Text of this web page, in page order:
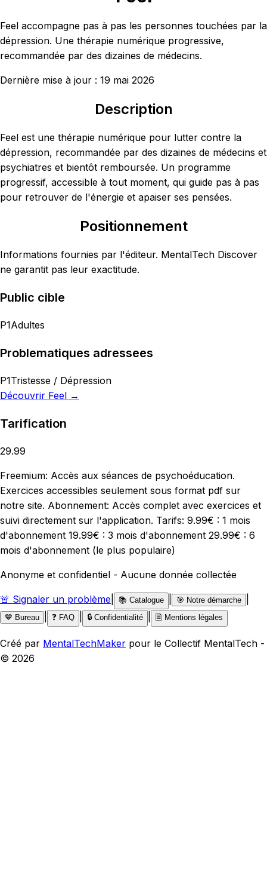
Feel accompagne pas à pas les personnes touchées par la
dépression. Une thérapie numérique progressive,
recommandée par des dizaines de médecins.
Dernière mise à jour : 19 mai 2026
Description
Feel est une thérapie numérique pour lutter contre la
dépression, recommandée par des dizaines de médecins et
psychiatres et bientôt remboursée. Un programme
progressif, accessible à tout moment, qui guide pas à pas
pour retrouver de l'énergie et apaiser ses pensées.
Positionnement
Informations fournies par l'éditeur. MentalTech Discover
ne garantit pas leur exactitude.
Public cible
P1Adultes
Problematiques adressees
P1Tristesse / Dépression
Découvrir Feel →
Tarification
29.99
Freemium: Accès aux séances de psychoéducation.
Exercices accessibles seulement sous format pdf sur
notre site. Abonnement: Accès complet avec exercices et
suivi directement sur l'application. Tarifs: 9.99€ : 1 mois
d'abonnement 19.99€ : 3 mois d'abonnement 29.99€ : 6
mois d'abonnement (le plus populaire)
Anonyme et confidentiel - Aucune donnée collectée
🚨 Signaler un problème 📚 Catalogue 🎯 Notre démarche
💙 Bureau ❓ FAQ 🔒 Confidentialité 🗎 Mentions légales
Créé par MentalTechMaker pour le Collectif MentalTech -
© 2026